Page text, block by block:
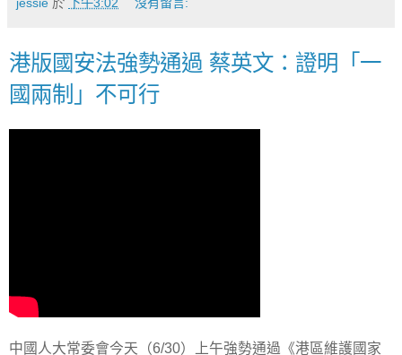
港版國安法強勢通過 蔡英文：證明「一
國兩制」不可行
中國人大常委會今天（6/30）上午強勢通過《港區維護國家